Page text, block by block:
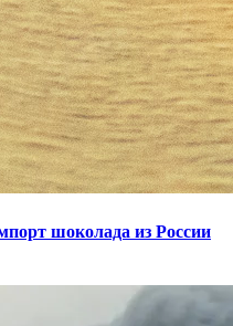
шоколада из России